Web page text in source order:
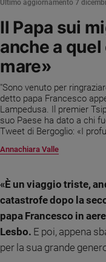
Ambiente
e
Creato
Volontariato
Diritti
di
valore
Caso
della
settimana
Diversità
inclusione
Costume
Cultura
Il Papa sui
anche a
mare»
"Sono venuto per
detto papa Francesco
Lampedusa. Il premier
suo Paese ha dato a chi
Tweet di Bergoglio: «I
Annachiara Valle
Ultimo aggiornamento 7
«È un viaggio triste,
catastrofe dopo la
papa Francesco in
Lesbo. E poi, appena
per la sua grande